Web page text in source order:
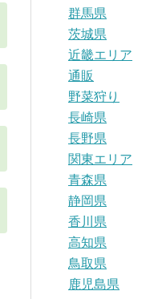
群馬県
茨城県
近畿エリア
通販
野菜狩り
長崎県
長野県
関東エリア
青森県
静岡県
香川県
高知県
鳥取県
鹿児島県